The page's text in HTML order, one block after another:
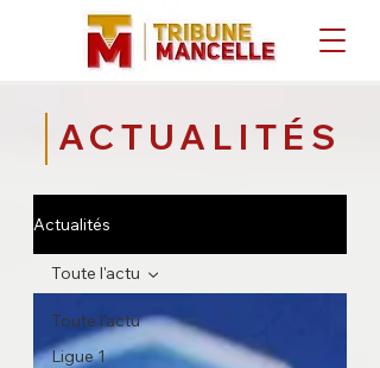
ACTUALITÉS
Actualités
Toute l'actu
Ligue 1
Toute l'actu